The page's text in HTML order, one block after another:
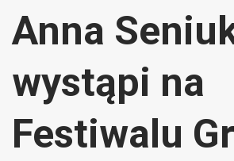
Anna
wystąpi na
Festiwalu